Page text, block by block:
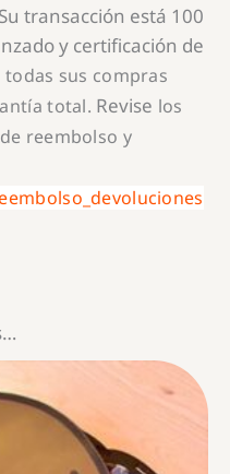
transacción está 100
y certificación de
todas sus compras
total. Revise los
reembolso y